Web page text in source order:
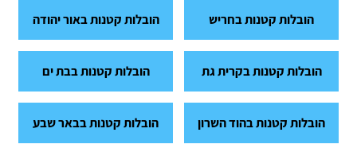
הובלות קטנות בחריש הובלות קטנות באור יהודה
הובלות קטנות בקרית גת הובלות קטנות בבת ים
הובלות קטנות בהוד השרון הובלות קטנות בבאר שבע